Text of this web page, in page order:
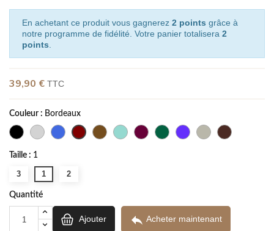
En achetant ce produit vous gagnerez 2 points grâce à
notre programme de fidélité. Votre panier totalisera 2
points.
39,90 € TTC
Couleur : Bordeaux
Taille : 1
3 1 2
Quantité
Ajouter  Acheter maintenant